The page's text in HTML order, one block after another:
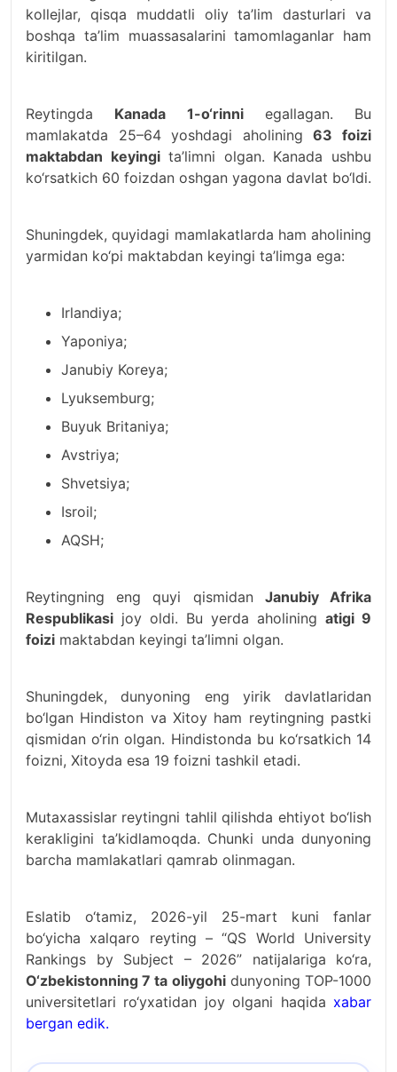
kollejlar, qisqa muddatli oliy ta’lim dasturlari va
boshqa ta’lim muassasalarini tamomlaganlar ham
kiritilgan.
Reytingda Kanada 1-o‘rinniegallagan. Bu
mamlakatda 25–64 yoshdagi aholining63 foizi
maktabdan keyingita’limni olgan. Kanada ushbu
ko‘rsatkich 60 foizdan oshgan yagona davlat bo‘ldi.
Shuningdek, quyidagi mamlakatlarda ham aholining
yarmidan ko‘pi maktabdan keyingi ta’limga ega:
Irlandiya;
Yaponiya;
Janubiy Koreya;
Lyuksemburg;
Buyuk Britaniya;
Avstriya;
Shvetsiya;
Isroil;
AQSH;
Reytingning eng quyi qismidan Janubiy Afrika
Respublikasi joy oldi. Bu yerda aholining atigi 9
foizi maktabdan keyingi ta’limni olgan.
Shuningdek, dunyoning eng yirik davlatlaridan
bo‘lgan Hindiston va Xitoy ham reytingning pastki
qismidan o‘rin olgan. Hindistonda bu ko‘rsatkich 14
foizni, Xitoyda esa 19 foizni tashkil etadi.
Mutaxassislar reytingni tahlil qilishda ehtiyot bo‘lish
kerakligini ta’kidlamoqda. Chunki unda dunyoning
barcha mamlakatlari qamrab olinmagan.
Eslatib o‘tamiz, 2026-yil 25-mart kuni fanlar
bo‘yicha xalqaro reyting – “QS World University
Rankings by Subject – 2026” natijalariga ko‘ra,
O‘zbekistonning 7 ta oliygohidunyoning TOP-1000
universitetlari ro‘yxatidan joy olgani haqida xabar
bergan edik.